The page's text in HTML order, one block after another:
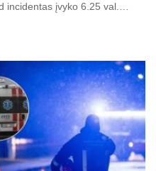
incidentas įvyko 6.25 val.…